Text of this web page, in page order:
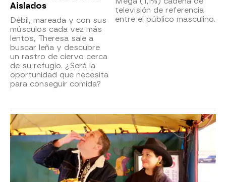
Aislados
Débil, mareada y con sus
músculos cada vez más
lentos, Theresa sale a
buscar leña y descubre
un rastro de ciervo cerca
de su refugio. ¿Será la
oportunidad que necesita
para conseguir comida?
televisión de referencia
entre el público masculino.